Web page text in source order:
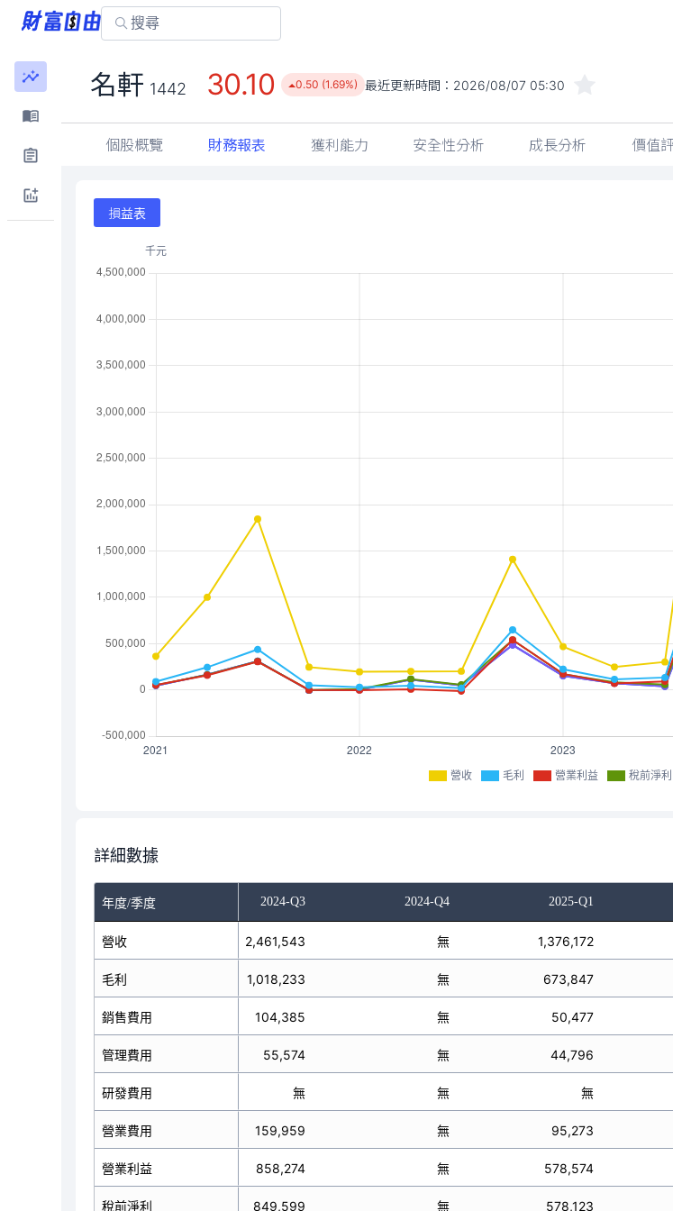
名軒 1442 30.10 0.50 (1.69%) 最近更新時間： 2026/08/07 05:30
個股概覽 財務報表 獲利能力 安全性分析 成長分析 價值
損益表
營收 毛利 營業利益 稅前淨利
詳細數據
年度/季度
2024-Q2 2024-Q3 2024-Q4 2025-Q1
營收
毛利
銷售費用
管理費用
研發費用
營業費用
營業利益
稅前淨利
3,066,738 2,461,543 無 1,376,172
1,200,652 1,018,233 無 673,847
129,613 104,385 無 50,477
64,747 55,574 無 44,796
無 無 無 無
194,360 159,959 無 95,273
1,006,292 858,274 無 578,574
988,096 849,599 無 578,123